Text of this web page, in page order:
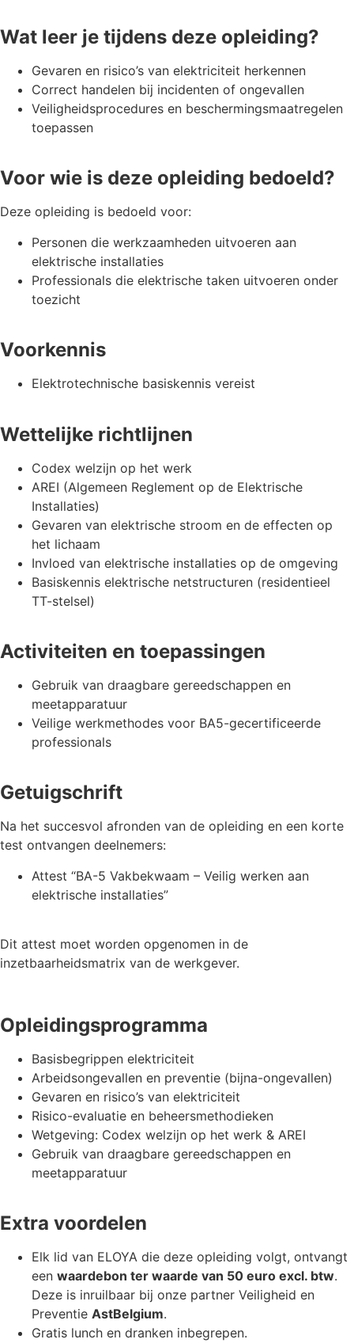
Wat leer je tijdens deze opleiding?
Gevaren en risico’s van elektriciteit herkennen
Correct handelen bij incidenten of ongevallen
Veiligheidsprocedures en beschermingsmaatregelen
toepassen
Voor wie is deze opleiding bedoeld?
Deze opleiding is bedoeld voor:
Personen die werkzaamheden uitvoeren aan
elektrische installaties
Professionals die elektrische taken uitvoeren onder
toezicht
Voorkennis
Elektrotechnische basiskennis vereist
Wettelijke richtlijnen
Codex welzijn op het werk
AREI (Algemeen Reglement op de Elektrische
Installaties)
Gevaren van elektrische stroom en de effecten op
het lichaam
Invloed van elektrische installaties op de omgeving
Basiskennis elektrische netstructuren (residentieel
TT-stelsel)
Activiteiten en toepassingen
Gebruik van draagbare gereedschappen en
meetapparatuur
Veilige werkmethodes voor BA5-gecertificeerde
professionals
Getuigschrift
Na het succesvol afronden van de opleiding en een korte
test ontvangen deelnemers:
Attest “BA-5 Vakbekwaam – Veilig werken aan
elektrische installaties”
Dit attest moet worden opgenomen in de
inzetbaarheidsmatrix van de werkgever.
Opleidingsprogramma
Basisbegrippen elektriciteit
Arbeidsongevallen en preventie (bijna-ongevallen)
Gevaren en risico’s van elektriciteit
Risico-evaluatie en beheersmethodieken
Wetgeving: Codex welzijn op het werk & AREI
Gebruik van draagbare gereedschappen en
meetapparatuur
Extra voordelen
Elk lid van ELOYA die deze opleiding volgt, ontvangt
een waardebon ter waarde van 50 euro excl. btw.
Deze is inruilbaar bij onze partner Veiligheid en
Preventie AstBelgium.
Gratis lunch en dranken inbegrepen.